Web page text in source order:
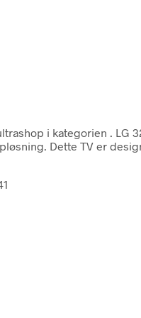
i kategorien
. LG
Dette TV er